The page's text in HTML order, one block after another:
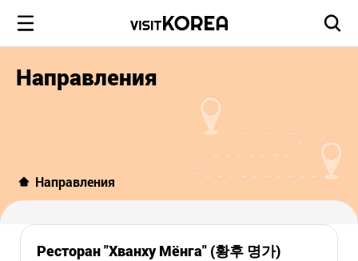
Направления
Направления
Ресторан "Хванху Мёнга" (황후 명가)